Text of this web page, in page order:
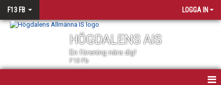
F13 FB LOGGA IN
HÖGDALENS AIS
En förening nära dig!
F13 Fb